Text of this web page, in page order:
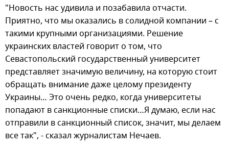
"Новость нас удивила и позабавила отчасти.
Приятно, что мы оказались в солидной компании – с
такими крупными организациями. Решение
украинских властей говорит о том, что
Севастопольский государственный университет
представляет значимую величину, на которую стоит
обращать внимание даже целому президенту
Украины… Это очень редко, когда университеты
попадают в санкционные списки…Я думаю, если нас
отправили в санкционный список, значит, мы делаем
все так", - сказал журналистам Нечаев.